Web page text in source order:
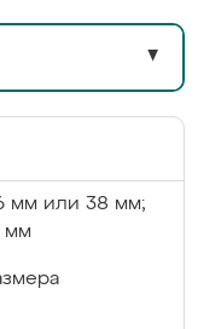
▼
мм или 38 мм;
мм